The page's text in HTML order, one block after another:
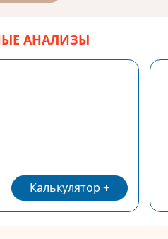
АНАЛИЗЫ
Калькулятор